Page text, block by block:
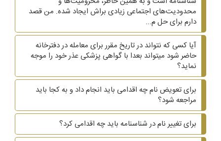
محدودیت‌های اجتماعی زیادی براش ایجاد شده. من قصد
دارم برای حل م...
آیا کسی که نتواند در تاریخ مقرر برای معامله در دفترخانه
حاضر شود میتواند بعدا با گواهی پزشکی عذر خود را موجه
نماید؟
برای تعویض نام چه اقدامی باید انجام داد و به کجا باید
مراجعه شود؟
برای تغییر نام در شناسنامه باید چه اقدامی کرد؟